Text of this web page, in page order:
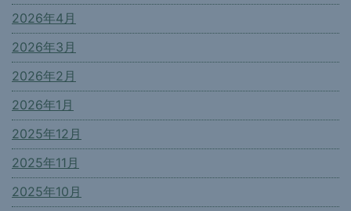
2026年4月
2026年3月
2026年2月
2026年1月
2025年12月
2025年11月
2025年10月